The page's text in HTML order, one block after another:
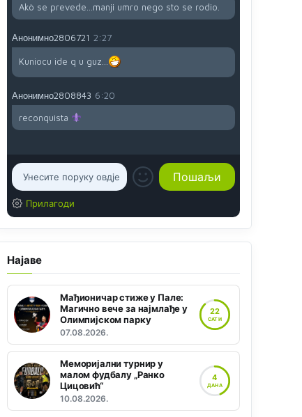
Akò se prevede...manji umro nego sto se rodio.
Анонимно2806721 2:27
Kuniocu ide q u guz...
Анонимно2808843 6:20
reconquista
Прилагоди
Најаве
Мађионичар стиже у Пале:
Магично вече за најмлађе у
Олимпијском парку
07.08.2026.
22
САТИ
Меморијални турнир у
малом фудбалу „Ранко
Цицовић“
10.08.2026.
4
ДАНА